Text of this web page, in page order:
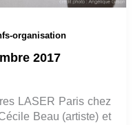
organisation
2017
LASER Paris chez
Beau (artiste) et